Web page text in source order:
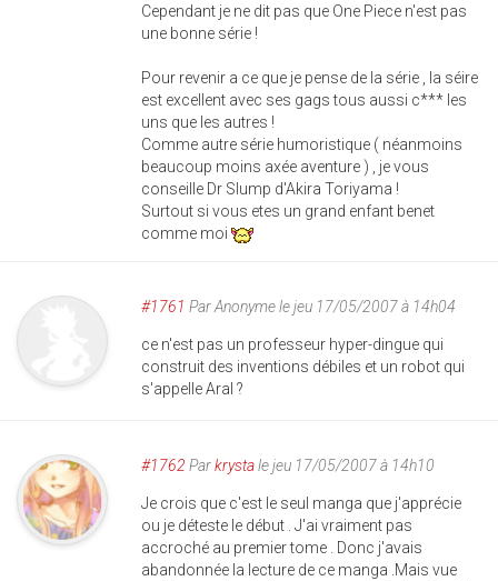
Cependant je ne dit pas que One Piece n'est pas
une bonne série !
Pour revenir a ce que je pense de la série , la séire
est excellent avec ses gags tous aussi c*** les
uns que les autres !
Comme autre série humoristique ( néanmoins
beaucoup moins axée aventure ) , je vous
conseille Dr Slump d'Akira Toriyama !
Surtout si vous etes un grand enfant benet
comme moi
#1761 ParAnonymele jeu 17/05/2007 à 14h04
ce n'est pas un professeur hyper-dingue qui
construit des inventions débiles et un robot qui
s'appelle Aral ?
#1762 Parkrystale jeu 17/05/2007 à 14h10
Je crois que c'est le seul manga que j'apprécie
ou je déteste le début . J'ai vraiment pas
accroché au premier tome . Donc j'avais
abandonnée la lecture de ce manga .Mais vue